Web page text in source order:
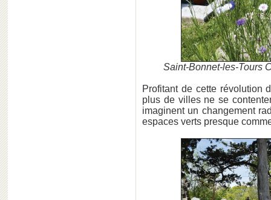
Saint-Bonnet-les-Tours
Profitant de cette révolution
plus de villes ne se
imaginent un changement
espaces verts presque